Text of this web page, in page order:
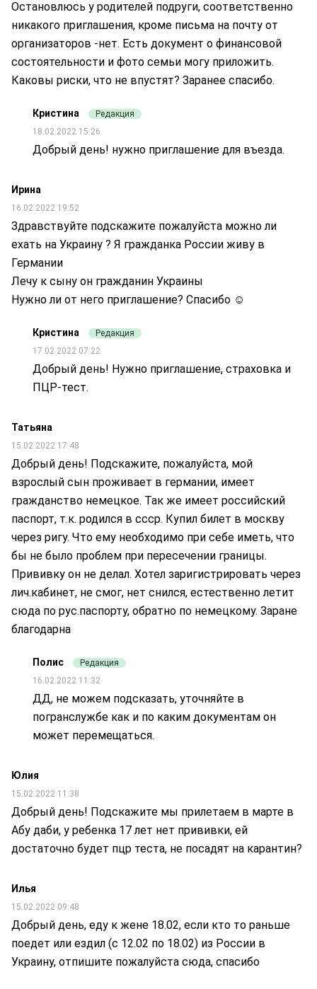
Остановлюсь у родителей подруги, соответственно
никакого приглашения, кроме письма на почту от
организаторов -нет. Есть документ о финансовой
состоятельности и фото семьи могу приложить.
Каковы риски, что не впустят? Заранее спасибо.
Кристина
Редакция
18.02.2022 15:26
Добрый день! нужно приглашение для въезда.
Ирина
16.02.2022 19:52
Здравствуйте подскажите пожалуйста можно ли
ехать на Украину ? Я гражданка России живу в
Германии
Лечу к сыну он гражданин Украины
Нужно ли от него приглашение? Спасибо ☺️
Кристина
Редакция
17.02.2022 07:22
Добрый день! Нужно приглашение, страховка и
ПЦР-тест.
Татьяна
15.02.2022 17:48
Добрый день! Подскажите, пожалуйста, мой
взрослый сын проживает в германии, имеет
гражданство немецкое. Так же имеет российский
паспорт, т.к. родился в ссср. Купил билет в москву
через ригу. Что ему необходимо при себе иметь, что
бы не было проблем при пересечении границы.
Прививку он не делал. Хотел заригистрировать через
лич.кабинет, не смог, нет снился, естественно летит
сюда по рус.паспорту, обратно по немецкому. Заране
благодарна
Полис
Редакция
16.02.2022 11:32
ДД, не можем подсказать, уточняйте в
погранслужбе как и по каким документам он
может перемещаться.
Юлия
15.02.2022 11:38
Добрый день! Подскажите мы прилетаем в марте в
Абу даби, у ребенка 17 лет нет прививки, ей
достаточно будет пцр теста, не посадят на карантин?
Илья
15.02.2022 09:48
Добрый день, еду к жене 18.02, если кто то раньше
поедет или ездил (с 12.02 по 18.02) из России в
Украину, отпишите пожалуйста сюда, спасибо